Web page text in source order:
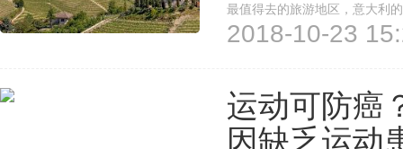
最值得去的旅游地区，意大利
心”(Red Centre)位居第四，
2018-10-23
运动可防癌
因缺乏运动